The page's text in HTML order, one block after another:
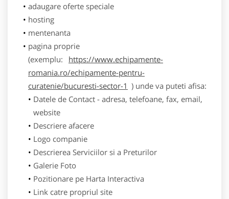
adaugare oferte speciale
hosting
mentenanta
pagina proprie
(exemplu:
https://www.echipamente-
romania.ro/echipamente-pentru-
curatenie/bucuresti-sector-1 ) unde va puteti afisa:
Datele de Contact - adresa, telefoane, fax, email,
website
Descriere afacere
Logo companie
Descrierea Serviciilor si a Preturilor
Galerie Foto
Pozitionare pe Harta Interactiva
Link catre propriul site